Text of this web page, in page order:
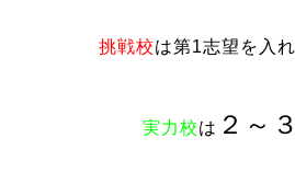
挑戦校は第1志望を入
実力校は ２～３